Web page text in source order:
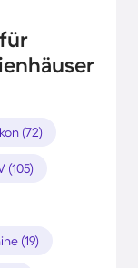
(72)
(105)
(19)